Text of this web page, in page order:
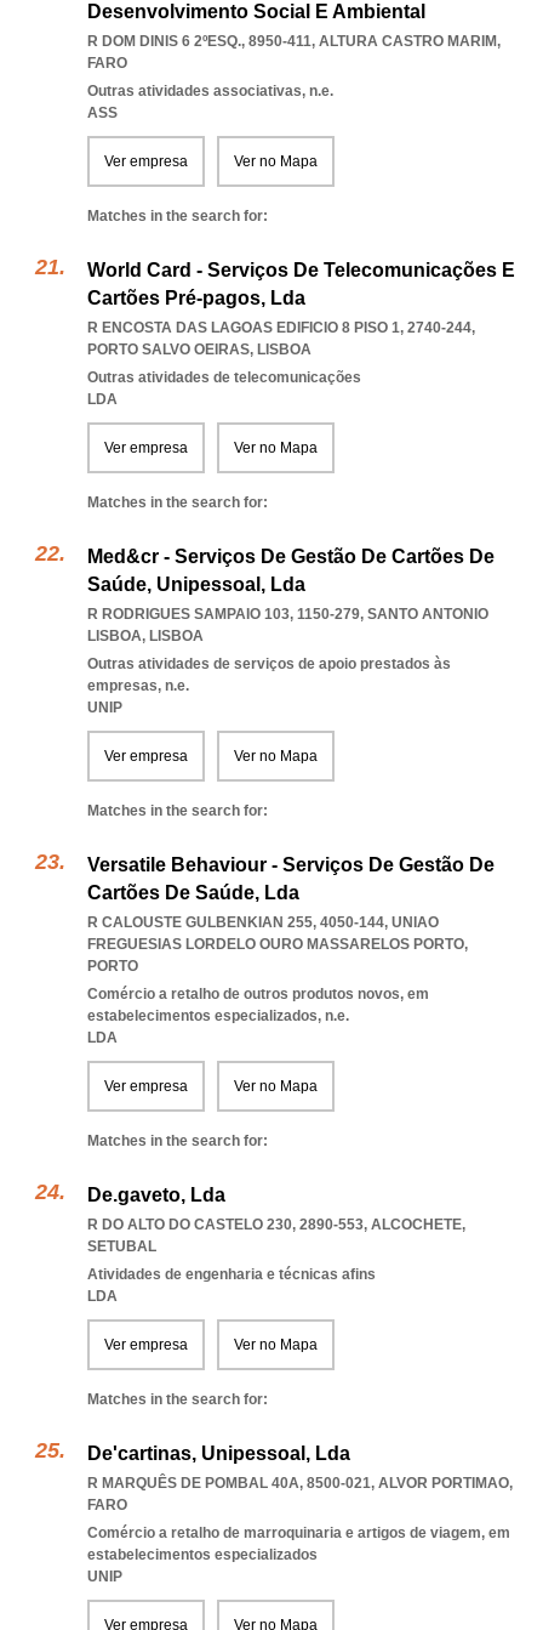
Desenvolvimento Social E Ambiental
R DOM DINIS 6 2ºESQ., 8950-411, ALTURA CASTRO MARIM,
FARO
Outras atividades associativas, n.e.
ASS
Ver empresa Ver no Mapa
Matches in the search for:
World Card - Serviços De Telecomunicações E
Cartões Pré-pagos, Lda
R ENCOSTA DAS LAGOAS EDIFICIO 8 PISO 1, 2740-244,
PORTO SALVO OEIRAS, LISBOA
Outras atividades de telecomunicações
LDA
Ver empresa Ver no Mapa
Matches in the search for:
Med&cr - Serviços De Gestão De Cartões De
Saúde, Unipessoal, Lda
R RODRIGUES SAMPAIO 103, 1150-279, SANTO ANTONIO
LISBOA, LISBOA
Outras atividades de serviços de apoio prestados às
empresas, n.e.
UNIP
Ver empresa Ver no Mapa
Matches in the search for:
Versatile Behaviour - Serviços De Gestão De
Cartões De Saúde, Lda
R CALOUSTE GULBENKIAN 255, 4050-144, UNIAO
FREGUESIAS LORDELO OURO MASSARELOS PORTO,
PORTO
Comércio a retalho de outros produtos novos, em
estabelecimentos especializados, n.e.
LDA
Ver empresa Ver no Mapa
Matches in the search for:
De.gaveto, Lda
R DO ALTO DO CASTELO 230, 2890-553, ALCOCHETE,
SETUBAL
Atividades de engenharia e técnicas afins
LDA
Ver empresa Ver no Mapa
Matches in the search for:
De'cartinas, Unipessoal, Lda
R MARQUÊS DE POMBAL 40A, 8500-021, ALVOR PORTIMAO,
FARO
Comércio a retalho de marroquinaria e artigos de viagem, em
estabelecimentos especializados
UNIP
Ver empresa Ver no Mapa